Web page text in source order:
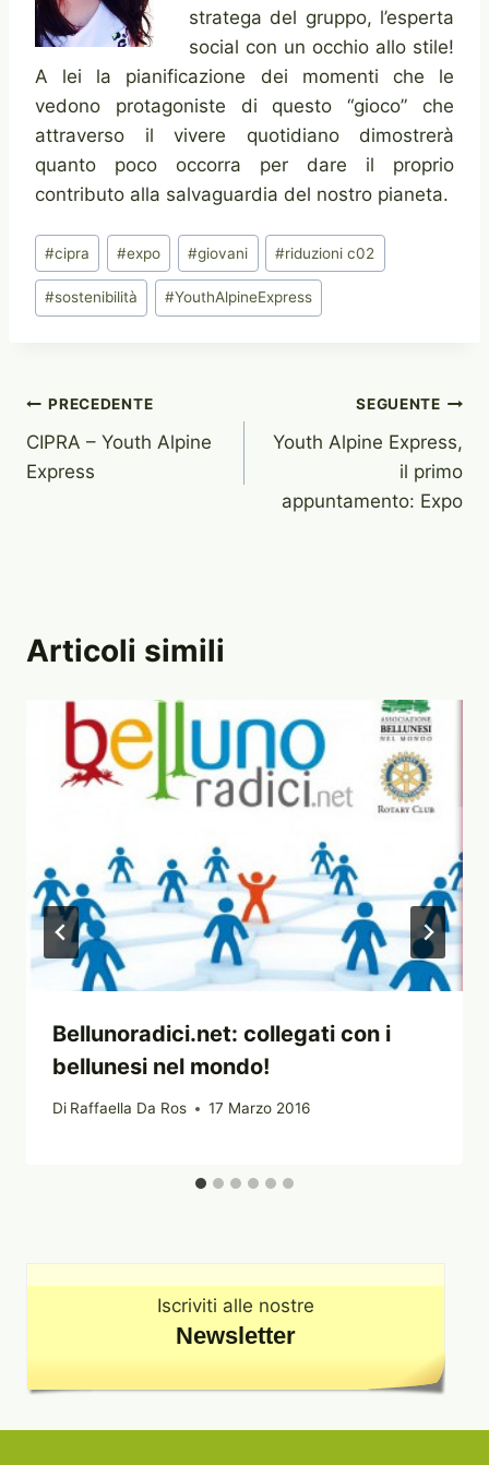
stratega del gruppo, l’esperta
social con un occhio allo stile!
A lei la pianificazione dei momenti che le
vedono protagoniste di questo “gioco” che
attraverso il vivere quotidiano dimostrerà
quanto poco occorra per dare il proprio
contributo alla salvaguardia del nostro pianeta.
Tag
articolo:
#cipra #expo #giovani #riduzioni c02
#sostenibilità #YouthAlpineExpress
Navigazione
articoli
PRECEDENTE
CIPRA – Youth Alpine
Express
SEGUENTE
Youth Alpine Express,
il primo
appuntamento: Expo
Articoli simili
Bellunoradici.net: collegati con i
bellunesi nel mondo!
Di Raffaella Da Ros 17 Marzo 2016
Iscriviti alle nostre
Newsletter